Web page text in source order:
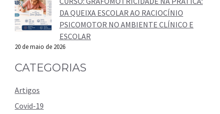
DA QUEIXA ESCOLAR AO RACIOCÍNIO
PSICOMOTOR NO AMBIENTE CLÍNICO E
ESCOLAR
20 de maio de 2026
CATEGORIAS
Artigos
Covid-19